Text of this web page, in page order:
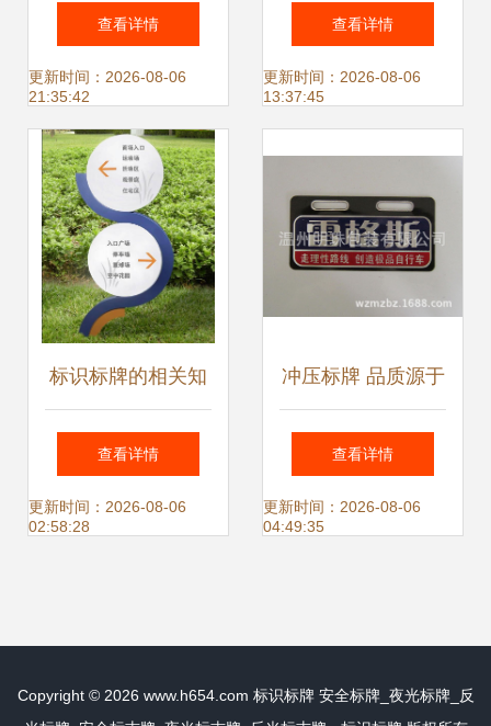
视牌矢量图 广告设
计中不可或缺的工
具
查看详情
更新时间：2026-08-06
21:35:42
商 | 西安茂佳——
让环境更有序，让
查看详情
更新时间：2026-08-06
13:37:45
标识标牌的相关知
识_建筑物
查看详情
更新时间：2026-08-06
02:58:28
冲压标牌 品质源于
专业——浙江瓯越
实业一站式解决方
查看详情
更新时间：2026-08-06
04:49:35
Copyright © 2026 www.h654.com 标识标牌 安全标牌_夜光标牌_反